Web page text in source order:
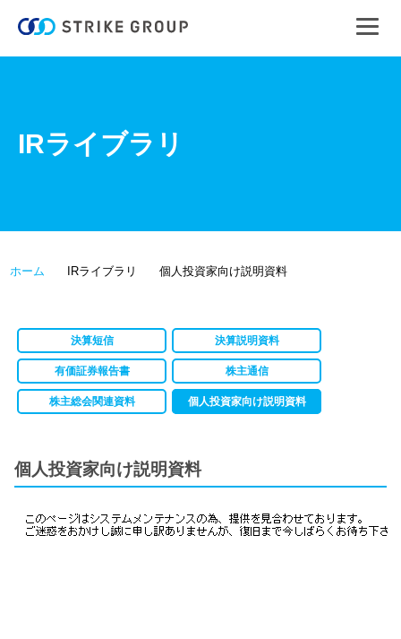
IRライブラリ
ホーム IRライブラリ 個人投資家向け説明資料
決算短信 決算説明資料
有価証券報告書 株主通信
株主総会関連資料 個人投資家向け説明資料
個人投資家向け説明資料